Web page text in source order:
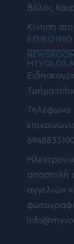
Βόλος
Κίνηση
Τηλέφωνα
6948833100
αποστολή
αγγελιών